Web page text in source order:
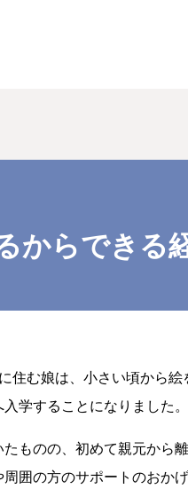
からできる
住む娘は、小さい頃から
学することになりました。
ものの、初めて親元から
囲の方のサポートのおか